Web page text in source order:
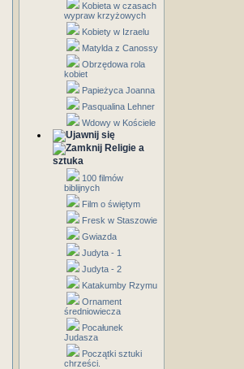
Kobieta w czasach
wypraw krzyżowych
Kobiety w Izraelu
Matylda z Canossy
Obrzędowa rola
kobiet
Papieżyca Joanna
Pasqualina Lehner
Wdowy w Kościele
Religie a
sztuka
100 filmów
biblijnych
Film o świętym
Fresk w Staszowie
Gwiazda
Judyta - 1
Judyta - 2
Katakumby Rzymu
Ornament
średniowiecza
Pocałunek
Judasza
Początki sztuki
chrześci.